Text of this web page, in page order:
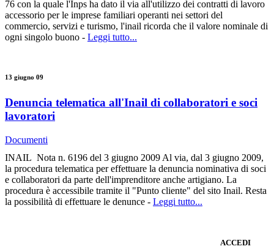
76 con la quale l'Inps ha dato il via all'utilizzo dei contratti di lavoro
accessorio per le imprese familiari operanti nei settori del
commercio, servizi e turismo, l'inail ricorda che il valore nominale di
ogni singolo buono - Leggi tutto...
13 giugno 09
Denuncia telematica all'Inail di collaboratori e soci
lavoratori
Documenti
INAIL Nota n. 6196 del 3 giugno 2009 Al via, dal 3 giugno 2009,
la procedura telematica per effettuare la denuncia nominativa di soci
e collaboratori da parte dell'imprenditore anche artigiano. La
procedura è accessibile tramite il "Punto cliente" del sito Inail. Resta
la possibilità di effettuare le denunce - Leggi tutto...
ACCEDI